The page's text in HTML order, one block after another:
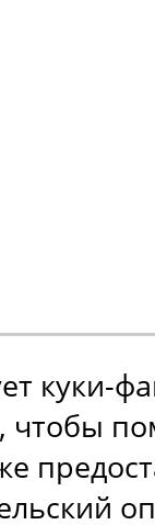
куки-
чтобы